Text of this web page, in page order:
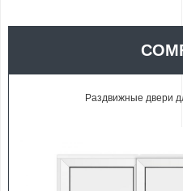
Раздвижные двери